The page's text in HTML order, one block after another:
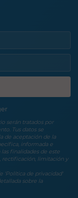
serán tratados por
Tus datos se
de aceptación de la
informada e
finalidades de este
rectificación, limitación y
'Política de privacidad'
sobre la